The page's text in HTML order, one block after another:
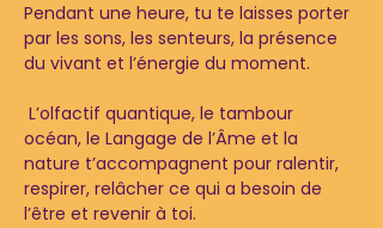
Pendant une heure, tu te laisses porter
par les sons, les senteurs, la présence
du vivant et l’énergie du moment.
océan, le Langage de l’Âme et la
nature t’accompagnent pour ralentir,
respirer, relâcher ce qui a besoin de
l’être et revenir à toi.